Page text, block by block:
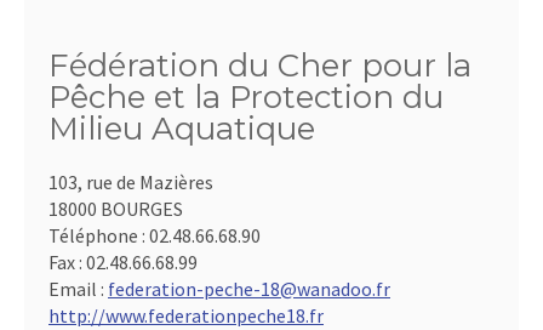
Fédération du Cher pour la
Pêche et la Protection du
Milieu Aquatique
103, rue de Mazières
18000 BOURGES
Téléphone : 02.48.66.68.90
Fax : 02.48.66.68.99
Email : federation-peche-18@wanadoo.fr
http://www.federationpeche18.fr